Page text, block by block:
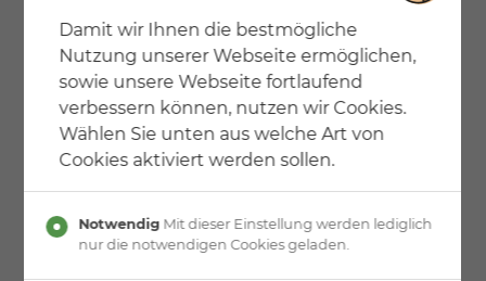
Damit wir Ihnen die bestmögliche
Nutzung unserer Webseite ermöglichen,
sowie unsere Webseite fortlaufend
verbessern können, nutzen wir Cookies.
Wählen Sie unten aus welche Art von
Cookies aktiviert werden sollen.
Notwendig Mit dieser Einstellung werden lediglich
nur die notwendigen Cookies geladen.